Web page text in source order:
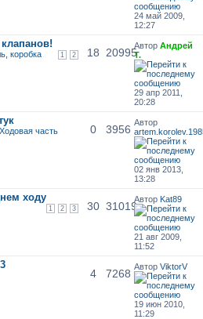
24 май 2009,
12:27
1 2
коробка
18 20995
Автор Андрей
Т.
29 апр 2011,
20:28
часть 0 3956
Автор
02 янв 2013,
13:28
ходу
1 2 3 30 31019
Автор Kat89
21 авг 2009,
11:52
4 7268
Автор ViktorV
19 июн 2010,
11:29